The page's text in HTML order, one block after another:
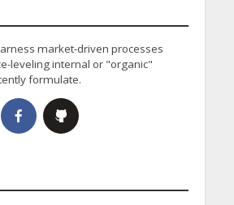
market-driven processes
leveling internal or "organic"
formulate.